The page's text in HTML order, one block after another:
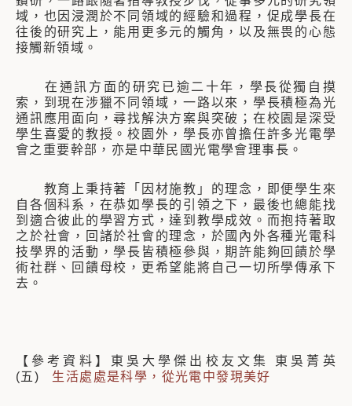
域，也因浸潤於不同領域的經驗和過程，促成學長在
往後的研究上，能用更多元的觸角，以及無畏的心態
接觸新領域。
在通訊方面的研究已逾二十年，學長從獨自摸
索，到現在涉獵不同領域，一路以來，學長積極為光
通訊應用面向，尋找解決方案與突破；在校園是深受
學生喜愛的教授。校園外，學長亦曾擔任許多光電學
會之重要幹部，亦是中華民國光電學會理事長。
教育上秉持著「因材施教」的理念，即便學生來
自各個科系，在恭如學長的引領之下，最後也總能找
到適合彼此的學習方式，達到教學成效。而抱持著取
之於社會，回諸於社會的理念，於國內外各種光電科
技學界的活動，學長皆積極參與，期許能夠回饋於學
術社群、回饋母校，更希望能將自己一切所學傳承下
去。
【參考資料】東吳大學傑出校友文集 東吳菁英
(五)
生活處處是科學，從光電中發現美好